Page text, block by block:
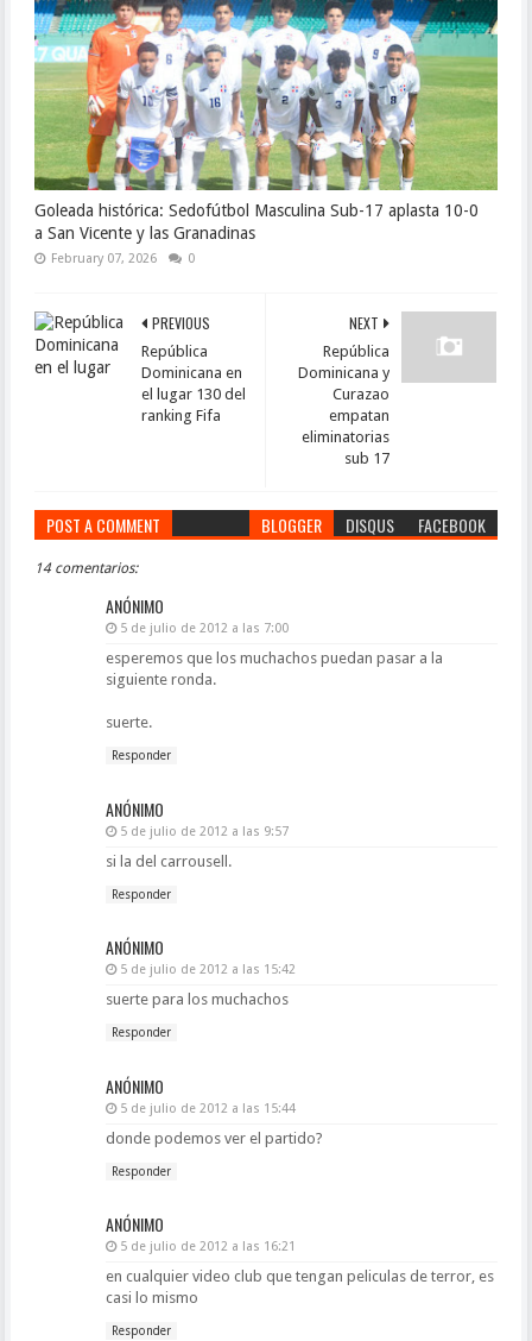
Goleada histórica: Sedofútbol Masculina Sub-17 aplasta 10-0
a San Vicente y las Granadinas
February 07, 2026 0
NEXT
República
Dominicana y
Curazao
empatan
eliminatorias
sub 17
PREVIOUS
República
Dominicana en
el lugar 130 del
ranking Fifa
POST A COMMENT BLOGGER DISQUS FACEBOOK
14 comentarios:
ANÓNIMO
5 de julio de 2012 a las 7:00
esperemos que los muchachos puedan pasar a la
siguiente ronda.
suerte.
Responder
ANÓNIMO
5 de julio de 2012 a las 9:57
si la del carrousell.
Responder
ANÓNIMO
5 de julio de 2012 a las 15:42
suerte para los muchachos
Responder
ANÓNIMO
5 de julio de 2012 a las 15:44
donde podemos ver el partido?
Responder
ANÓNIMO
5 de julio de 2012 a las 16:21
en cualquier video club que tengan peliculas de terror, es
casi lo mismo
Responder